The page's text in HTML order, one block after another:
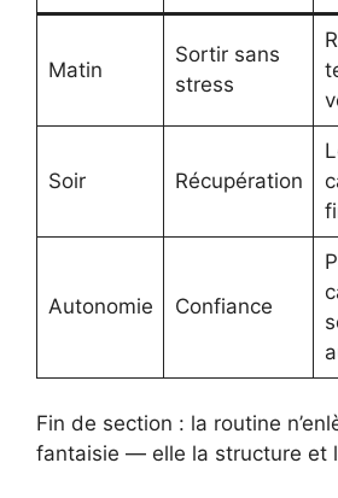
Matin
Sortir sans
stress
Soir Récupération
Autonomie Confiance
Fin de section : la routine
fantaisie — elle la structure et